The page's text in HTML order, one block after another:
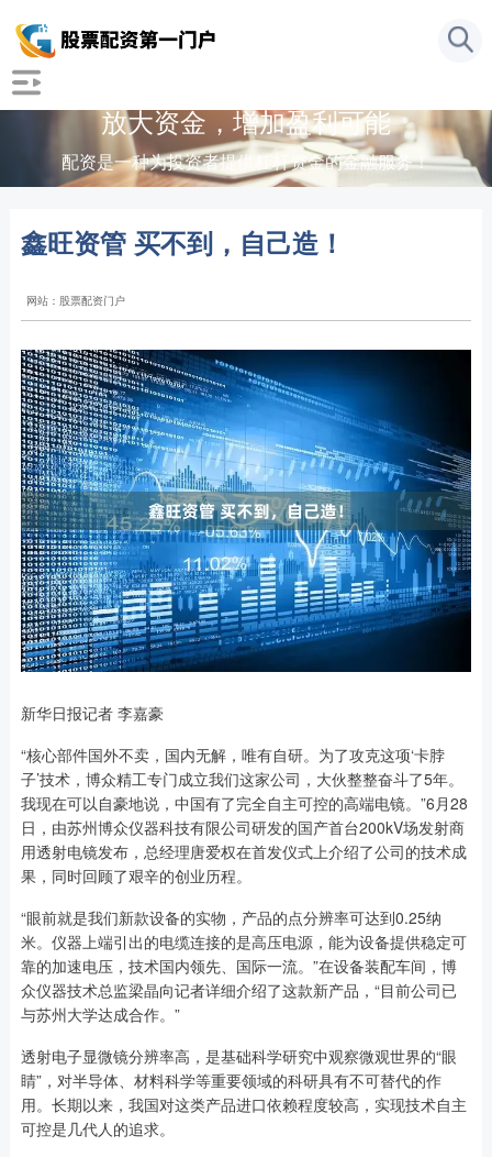
放大资金，增加盈利可能
配资是一种为投资者提供杠杆资金的金融服务！
鑫旺资管 买不到，自己造！
网站：股票配资门户
新华日报记者 李嘉豪
“核心部件国外不卖，国内无解，唯有自研。为了攻克这项‘卡脖
子’技术，博众精工专门成立我们这家公司，大伙整整奋斗了5年。
我现在可以自豪地说，中国有了完全自主可控的高端电镜。”6月28
日，由苏州博众仪器科技有限公司研发的国产首台200kV场发射商
用透射电镜发布，总经理唐爱权在首发仪式上介绍了公司的技术成
果，同时回顾了艰辛的创业历程。
“眼前就是我们新款设备的实物，产品的点分辨率可达到0.25纳
米。仪器上端引出的电缆连接的是高压电源，能为设备提供稳定可
靠的加速电压，技术国内领先、国际一流。”在设备装配车间，博
众仪器技术总监梁晶向记者详细介绍了这款新产品，“目前公司已
与苏州大学达成合作。”
透射电子显微镜分辨率高，是基础科学研究中观察微观世界的“眼
睛”，对半导体、材料科学等重要领域的科研具有不可替代的作
用。长期以来，我国对这类产品进口依赖程度较高，实现技术自主
可控是几代人的追求。